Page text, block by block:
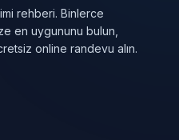
rehberi. Binlerce
en uygununu bulun,
online randevu alın.